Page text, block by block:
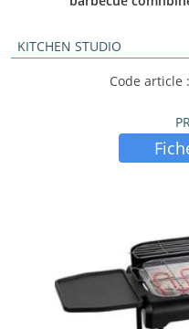
KITCHEN STUDIO
Code article